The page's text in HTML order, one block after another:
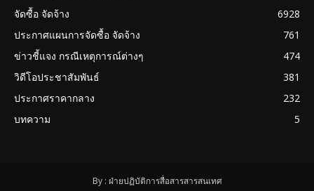
จัดซื้อ จัดจ้าง
6928
ประกาศแผนการจัดซื้อ จัดจ้าง
761
ข่าวชี้แจง กรณีเหตุการณ์ต่างๆ
474
วิดีโอประชาสัมพันธ์
381
ประกาศราคากลาง
232
บทความ
5
By : ฝ่ายปฏิบัติการสื่อสารสารสนเทศ